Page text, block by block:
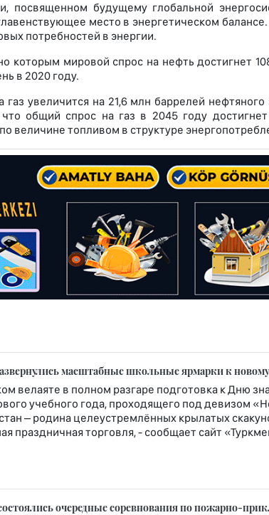
посвященном будущему глобальной
место в энергетическом
потребностей в энергии.
которым мировой спрос на нефть достигнет
в 2020 году.
газ увеличится на 21,6 млн баррелей
общий спрос на газ в 2045 году
величине топливом в структуре
масштабные школьные ярмарки к новому
велаяте в полном разгаре подготовка к Дню
учебного года, проходящего под девизом
– родина целеустремлённых крылатых
праздничная торговля, - сообщает сайт
очередные соревнования по пожарно-